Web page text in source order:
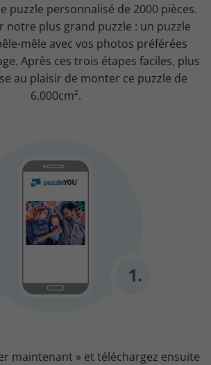
puzzle personnalisé de 2000 pièces.
notre plus grand puzzle : un puzzle
mêle avec vos photos préférées
Après ces trois étapes faciles, plus
au plaisir de monter ce puzzle de
6.000cm².
maintenant » et téléchargez ensuite